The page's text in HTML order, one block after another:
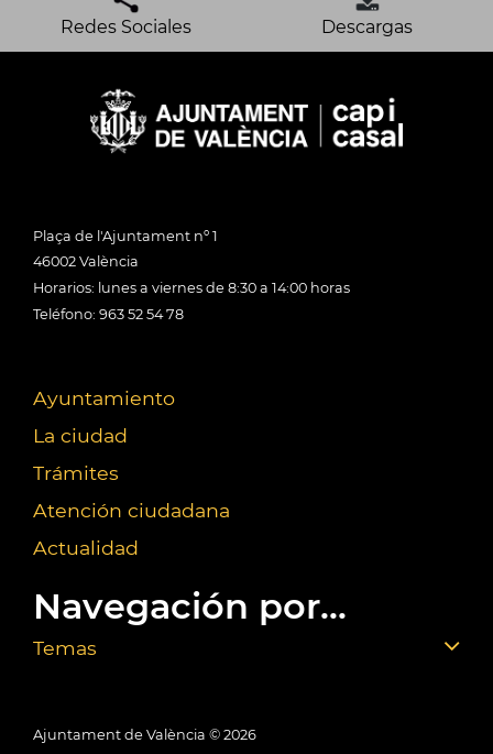
Redes Sociales Descargas
Plaça de l'Ajuntament nº 1
46002 València
Horarios: lunes a viernes de 8:30 a 14:00 horas
Teléfono: 963 52 54 78
Ayuntamiento
La ciudad
Trámites
Atención ciudadana
Actualidad
Navegación por...
Temas
Ajuntament de València © 2026